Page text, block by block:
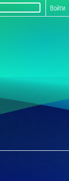
Войти